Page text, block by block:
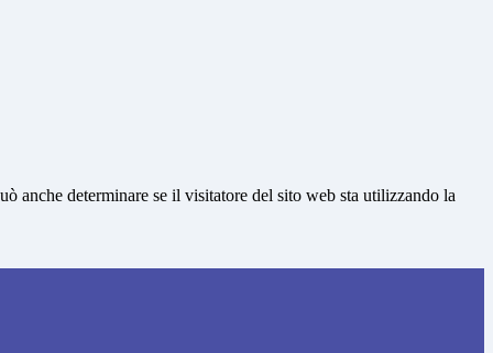
anche determinare se il visitatore del sito web sta utilizzando la